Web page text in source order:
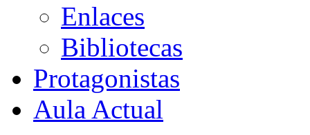
Enlaces
Bibliotecas
Protagonistas
Aula Actual